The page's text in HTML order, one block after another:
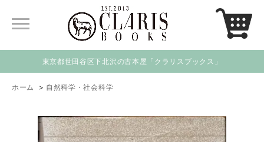
東京都世田谷区下北沢の古本屋「クラリスブックス」
ホーム > 自然科学・社会科学